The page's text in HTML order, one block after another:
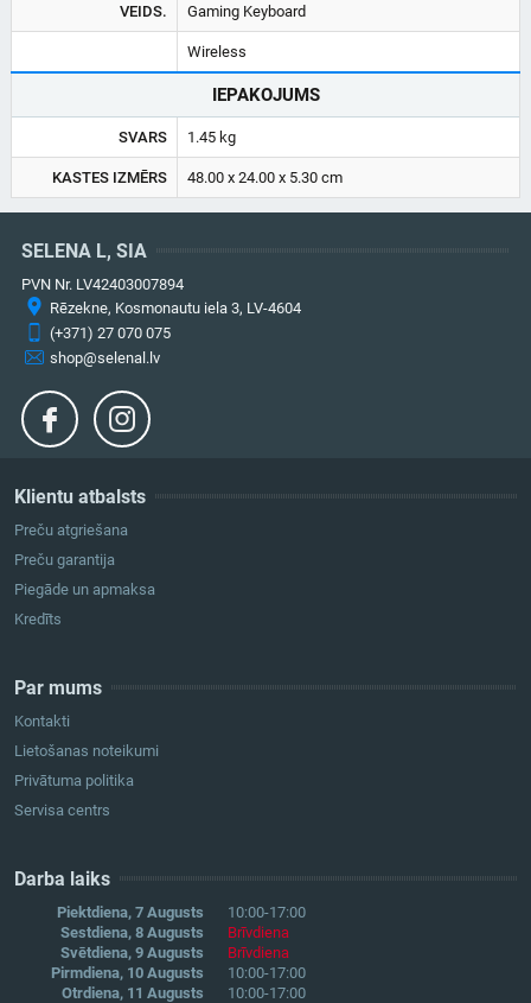
VEIDS. Gaming Keyboard
Wireless
IEPAKOJUMS
SVARS 1.45 kg
KASTES IZMĒRS 48.00 x 24.00 x 5.30 cm
Klientu atbalsts
Preču atgriešana
Preču garantija
Piegāde un apmaksa
Kredīts
Par mums
Kontakti
Lietošanas noteikumi
Privātuma politika
Servisa centrs
Darba laiks
Piektdiena, 7 Augusts
10:00-17:00
Sestdiena, 8 Augusts
Brīvdiena
Svētdiena, 9 Augusts
Brīvdiena
Pirmdiena, 10 Augusts
10:00-17:00
Otrdiena, 11 Augusts
10:00-17:00
SELENA L, SIA
PVN Nr. LV42403007894
Rēzekne, Kosmonautu iela 3, LV-4604
(+371) 27 070 075
shop@selenal.lv